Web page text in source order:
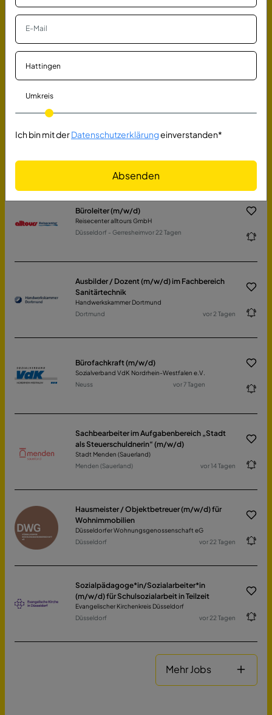
Mitarbeiter Produktion / Montage
Pädagogische Fachkraft als Bezugsbetreuerin
(m/w/d) (Vollzeit oder Teilzeit)
Witten
vor einem Monat
Büroleiter (m/w/d)
Reisecenter alltours GmbH
Düsseldorf - Gerresheimvor 22 Tagen
Ausbilder / Dozent (m/w/d) im Fachbereich
Sanitärtechnik
Handwerkskammer Dortmund
Dortmund
vor 2 Tagen
Bürofachkraft (m/w/d)
Sozialverband VdK Nordrhein-Westfalen e.V.
Neuss
vor 7 Tagen
Sachbearbeiter im Aufgabenbereich „Stadt
als Steuerschuldnerin“ (m/w/d)
Stadt Menden (Sauerland)
Menden (Sauerland)
vor 14 Tagen
Hausmeister / Objektbetreuer (m/w/d) für
Wohnimmobilien
Düsseldorfer Wohnungsgenossenschaft eG
Düsseldorf
vor 22 Tagen
Sozialpädagoge*in/Sozialarbeiter*in
(m/w/d) für Schulsozialarbeit in Teilzeit
Evangelischer Kirchenkreis Düsseldorf
Düsseldorf
vor 22 Tagen
Mehr Jobs
Umkreis
Ich bin mit derDatenschutzerklärungeinverstanden*
Absenden